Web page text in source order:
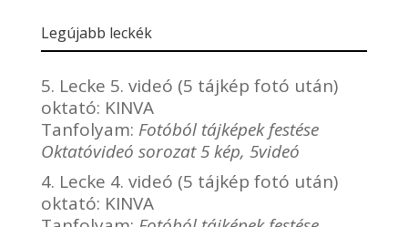
Legújabb leckék
5. Lecke 5. videó (5 tájkép fotó után)
oktató: KINVA
Tanfolyam: Fotóból tájképek festése
Oktatóvideó sorozat 5 kép, 5videó
4. Lecke 4. videó (5 tájkép fotó után)
oktató: KINVA